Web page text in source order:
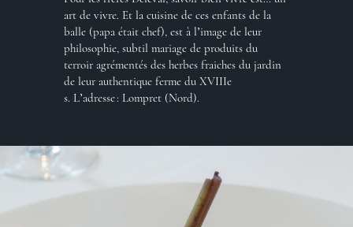
art de vivre. Et la cuisine de ces enfants de la
balle (papa était chef), est à l’image de leur
philosophie, subtil mariage de produits du
terroir agrémentés des herbes fraiches du jardin
de leur authentique ferme du XVIIIe
s. L’adresse : Lompret (Nord).